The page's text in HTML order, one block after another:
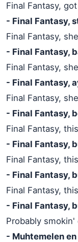
Final Fantasy,
- Final Fantasy,
Final Fantasy,
- Final Fantasy,
Final Fantasy,
- Final Fantasy,
Final Fantasy,
- Final Fantasy,
Final Fantasy,
- Final Fantasy,
Final Fantasy,
- Final Fantasy,
Final Fantasy,
- Final Fantasy,
Probably
- Muhtemelen